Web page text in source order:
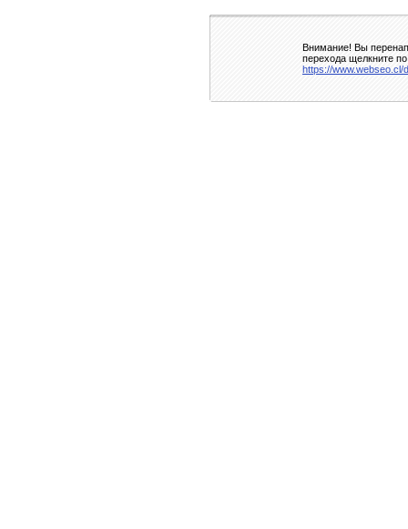
Внимание! Вы
перехода щелкните
https://www.webseo.cl/